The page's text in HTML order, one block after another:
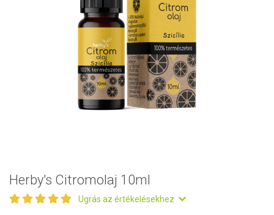
Herby's Citromolaj 10ml
Ugrás az értékelésekhez